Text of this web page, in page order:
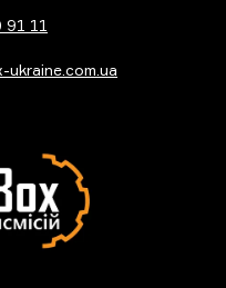
91 11